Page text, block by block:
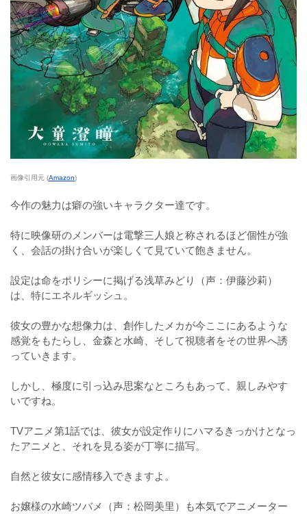
画像引用元 (Amazon)
今作の魅力は癖の強いキャラクター達です。
特に映像研のメンバーは電撃三人娘と称されるほど個性が強
く、会話の掛け合いが楽しくて見ていて飽きません。
設定は命をポリシーに掲げる浅草みどり（声：伊藤沙莉）
は、特にエネルギッシュ。
彼女の豊かな想像力は、創作したメカが今ここにあるような
感覚をもたらし、金森と水崎、そして視聴者をその世界へ誘
っていきます。
しかし、極度に引っ込み思案なところもあって、親しみやす
いですね。
TVアニメ第1話では、彼女が設定作りにハマるきっかけとなっ
たアニメと、それを見る姿が丁寧に描写。
自然と彼女に感情移入できますよ。
お嬢様の水崎ツバメ（声：松岡美里）も本気でアニメーター